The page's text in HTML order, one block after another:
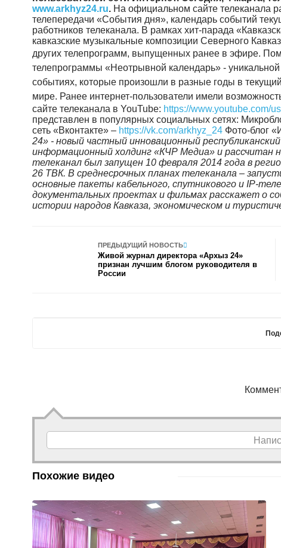
www.arkhyz24.ru. На официальном сайте телеканала
телепередачи «События дня», календарь событий
работников телеканала. В рамках хит-парада
кавказские музыкальные композиции Северного
других телепрограмм, выпущенных ранее в эфире.
телепрограммы «Неотрывной календарь» -
событиях, которые произошли в разные годы в
мире. Ранее интернет-пользователи имели
сайте телеканала в YouTube: https://www.youtube.com/
представлен в популярных социальных сетях:
сеть «Вконтакте» – https://vk.com/arkhyz_24Фото-блог
24» - новый частный инновационный
информационный холдинг «КЧР Медиа» и
телеканал был запущен 10 февраля 2014 года в
26 ТВК. В среднесрочных планах телеканала –
основные пакеты кабельного, спутникового и IP-
документальных проектах и фильмах расскажет о
истории народов Кавказа, экономическом и
ПРЕДЫДУЩИЙ НОВОСТЬ
Живой журнал директора «Архыз 24»
признан лучшим блогом руководителя в
России
Похожие видео